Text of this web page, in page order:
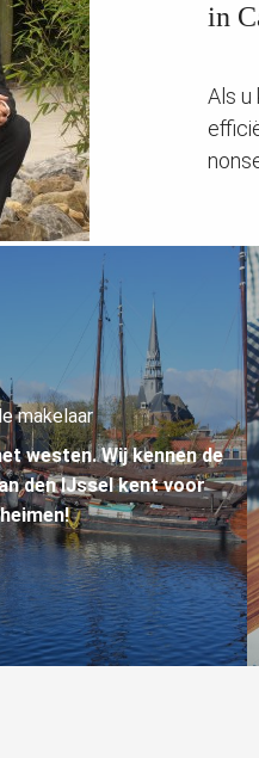
in
Als u
makelaar
westen. Wij kennen de
den IJssel kent voor